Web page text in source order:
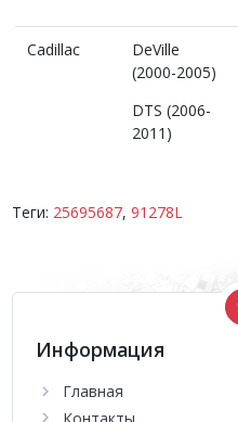
Cadillac
DeVille
(2000-2005)
DTS (2006-
2011)
Теги: 25695687, 91278L
Информация
Главная